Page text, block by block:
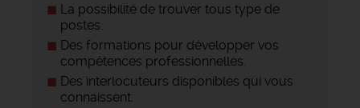
La possibilité de trouver tous type de
postes.
Des formations pour développer vos
compétences professionnelles.
Des interlocuteurs disponibles qui vous
connaissent.